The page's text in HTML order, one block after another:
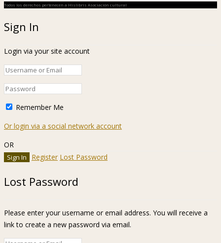
Todos los derechos pertenecen a Hislibris Asociación cultural
Sign In
Login via your site account
Remember Me
Or login via a social network account
OR
Register Lost Password
Lost Password
Please enter your username or email address. You will receive a
link to create a new password via email.